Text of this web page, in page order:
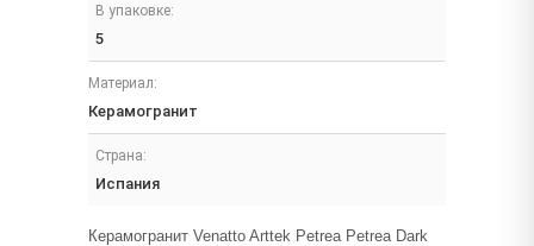
В упаковке:
5
Материал:
Керамогранит
Страна:
Испания
Керамогранит Venatto Arttek Petrea Petrea Dark